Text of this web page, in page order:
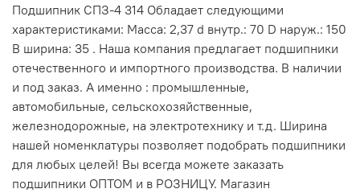
Подшипник СПЗ-4 314 Обладает следующими
характеристиками: Масса: 2,37 d внутр.: 70 D наруж.: 150
В ширина: 35 . Наша компания предлагает подшипники
отечественного и импортного производства. В наличии
и под заказ. А именно : промышленные,
автомобильные, сельскохозяйственные,
железнодорожные, на электротехнику и т.д. Ширина
нашей номенклатуры позволяет подобрать подшипники
для любых целей! Вы всегда можете заказать
подшипники ОПТОМ и в РОЗНИЦУ. Магазин